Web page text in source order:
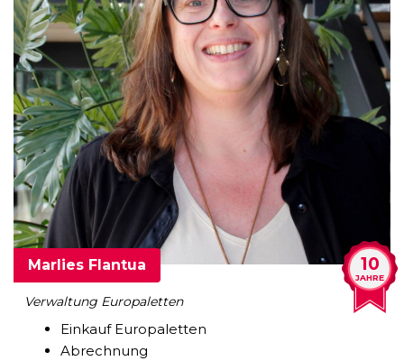
10
JAHRE
Marlies Flantua
Verwaltung Europaletten
Einkauf Europaletten
Abrechnung